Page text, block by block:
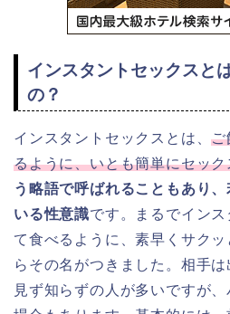
インスタントセックスと
の？
インスタントセックスとは、ご
るように、いとも簡単にセッ
う略語で呼ばれることもあり
いる性意識です。まるでイン
て食べるように、素早くサク
らその名がつきました。相手
見ず知らずの人が多いですが